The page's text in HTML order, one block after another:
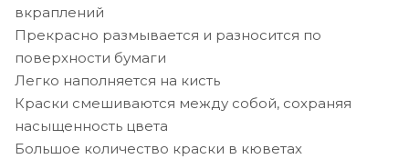
вкраплений
Прекрасно размывается и разносится по
поверхности бумаги
Легко наполняется на кисть
Краски смешиваются между собой, сохраняя
насыщенность цвета
Большое количество краски в кюветах